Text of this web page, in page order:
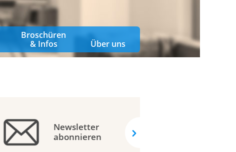
Broschüren
& Infos
Über uns
Newsletter
abonnieren